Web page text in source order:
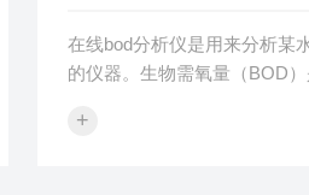
在线bod分析仪是用来分析某
的仪器。生物需氧量（BOD
标，主要用于监测水体中有机
+